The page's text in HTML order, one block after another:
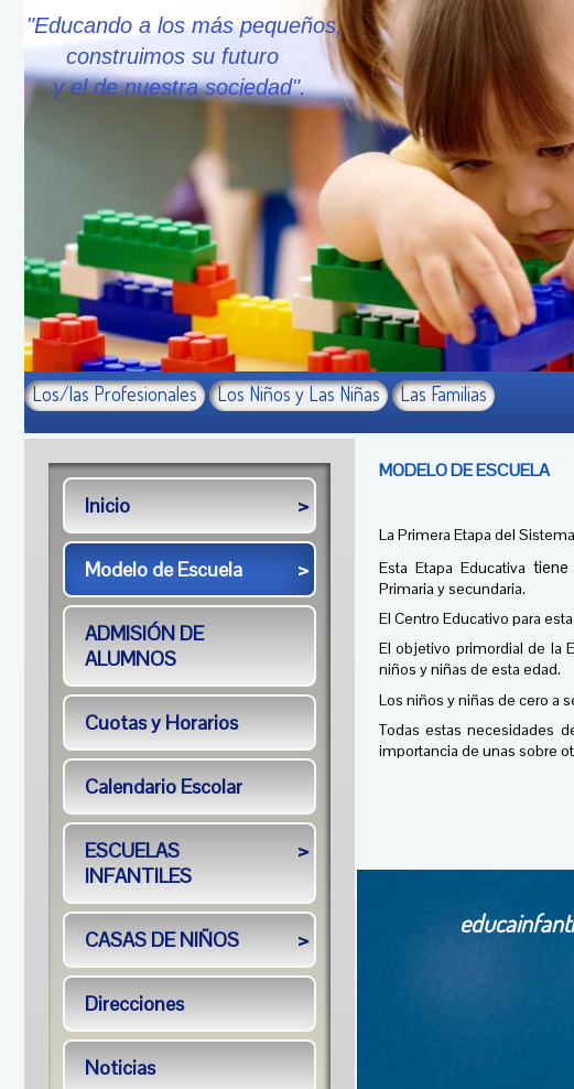
"Educando a los más pequeños,
construimos su futuro
y el de nuestra sociedad".
Los/las Profesionales Los Niños y Las Niñas Las Familias
>
Inicio
>
Modelo de Escuela
ADMISIÓN DE
ALUMNOS
Cuotas y Horarios
Calendario Escolar
>
ESCUELAS
INFANTILES
>
CASAS DE NIÑOS
Direcciones
Noticias
MODELO DE ESCUELA
La Primera Etapa del
Esta Etapa Educativa tiene
Primaria y secundaria.
El Centro Educativo para
El objetivo primordial de la
niños y niñas de esta edad.
Los niños y niñas de cero a
Todas estas necesidades
importancia de unas sobre